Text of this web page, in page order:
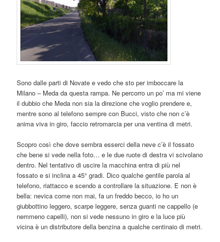
Sono dalle parti di Novate e vedo che sto per imboccare la
Milano – Meda da questa rampa. Ne percorro un po’ ma mi viene
il dubbio che Meda non sia la direzione che voglio prendere e,
mentre sono al telefono sempre con Bucci, visto che non c’è
anima viva in giro, faccio retromarcia per una ventina di metri.
Scopro così che dove sembra esserci della neve c’è il fossato
che bene si vede nella foto… e le due ruote di destra vi scivolano
dentro. Nel tentativo di uscire la macchina entra di più nel
fossato e si inclina a 45° gradi. Dico qualche gentile parola al
telefono, riattacco e scendo a controllare la situazione. E non è
bella: nevica come non mai, fa un freddo becco, io ho un
giubbottino leggero, scarpe leggere, senza guanti ne cappello (e
nemmeno capelli), non si vede nessuno in giro e la luce più
vicina è un distributore della benzina a qualche centinaio di metri.